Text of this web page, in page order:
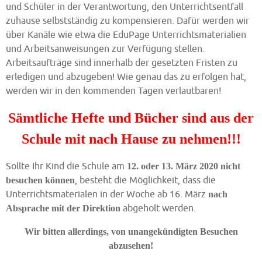
und Schüler in der Verantwortung, den Unterrichtsentfall
zuhause selbstständig zu kompensieren. Dafür werden wir
über Kanäle wie etwa die EduPage Unterrichtsmaterialien
und Arbeitsanweisungen zur Verfügung stellen.
Arbeitsaufträge sind innerhalb der gesetzten Fristen zu
erledigen und abzugeben! Wie genau das zu erfolgen hat,
werden wir in den kommenden Tagen verlautbaren!
Sämtliche Hefte und Bücher sind aus der
Schule mit nach Hause zu nehmen!!!
Sollte Ihr Kind die Schule am 12. oder 13. März 2020 nicht
besuchen können, besteht die Möglichkeit, dass die
Unterrichtsmaterialen in der Woche ab 16. März nach
Absprache mit der Direktion abgeholt werden.
Wir bitten allerdings, von unangekündigten Besuchen
abzusehen!